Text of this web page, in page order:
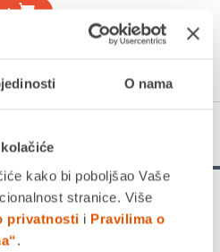
O nama
kako bi poboljšao Vaše
stranice. Više
privatnosti i Pravilima o
.
+
koju je razvioLego Group
proizvođačem popularne franšize
modele svemirskih